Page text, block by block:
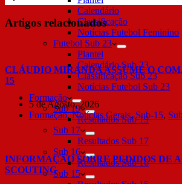
Calendário
Classificação
Notícias Futebol Feminino
Futebol Sub 23
Plantel
Calendário Sub 23
Classificação Sub 23
Notícias Futebol Sub 23
Formação
Sub 19
Resultados Sub 19
Sub 17
Resultados Sub 17
Sub 16
Resultados Sub 16
Sub 15
Artigos relacionados
CLÁUDIO MIRANDA ASSUME O
15
5 de Agosto, 2026
Formação,Notícias Gerais, Sub-15,
INFORMAÇÃO SOBRE PEDIDOS DE
SCOUTING